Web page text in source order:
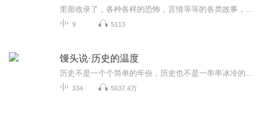
9 5113
馒头说·历史的温度
334 5637.4万